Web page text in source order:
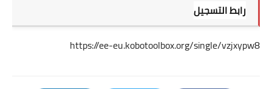
رابط التسجيل
https://ee-eu.kobotoolbox.org/single/vzjxypw8